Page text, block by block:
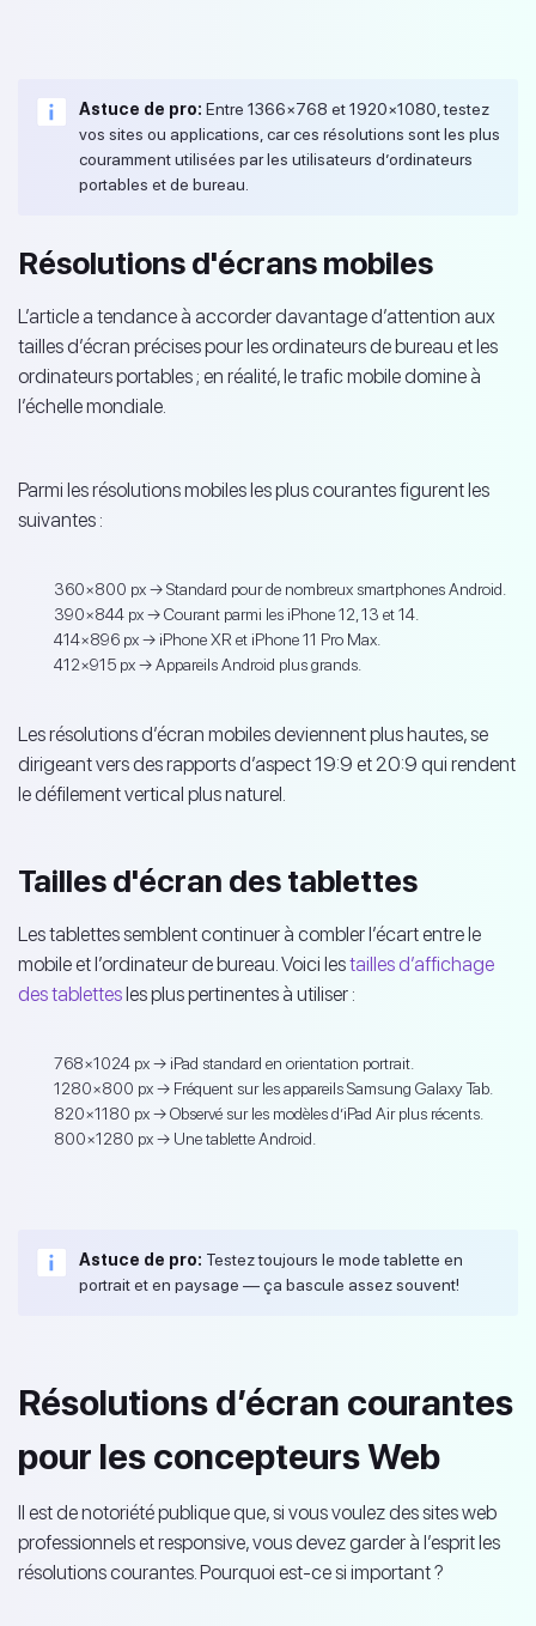
Astuce de pro: Entre 1366×768 et 1920×1080, testez
vos sites ou applications, car ces résolutions sont les plus
couramment utilisées par les utilisateurs d’ordinateurs
portables et de bureau.
Résolutions d'écrans mobiles
L’article a tendance à accorder davantage d’attention aux
tailles d’écran précises pour les ordinateurs de bureau et les
ordinateurs portables ; en réalité, le trafic mobile domine à
l’échelle mondiale.
Parmi les résolutions mobiles les plus courantes figurent les
suivantes :
360×800 px → Standard pour de nombreux smartphones Android.
390×844 px → Courant parmi les iPhone 12, 13 et 14.
414×896 px → iPhone XR et iPhone 11 Pro Max.
412×915 px → Appareils Android plus grands.
Les résolutions d’écran mobiles deviennent plus hautes, se
dirigeant vers des rapports d’aspect 19:9 et 20:9 qui rendent
le défilement vertical plus naturel.
Tailles d'écran des tablettes
Les tablettes semblent continuer à combler l’écart entre le
mobile et l’ordinateur de bureau. Voici lestailles d’affichage
des tablettesles plus pertinentes à utiliser :
768×1024 px → iPad standard en orientation portrait.
1280×800 px → Fréquent sur les appareils Samsung Galaxy Tab.
820×1180 px → Observé sur les modèles d’iPad Air plus récents.
800×1280 px → Une tablette Android.
Astuce de pro: Testez toujours le mode tablette en
portrait et en paysage — ça bascule assez souvent!
Résolutions d’écran courantes
pour les concepteurs Web
Il est de notoriété publique que, si vous voulez des sites web
professionnels et responsive, vous devez garder à l’esprit les
résolutions courantes. Pourquoi est-ce si important ?